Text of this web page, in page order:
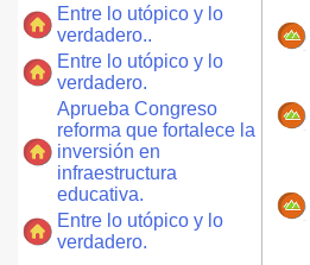
Entre lo utópico y lo
verdadero..
Entre lo utópico y lo
verdadero.
Aprueba Congreso
reforma que fortalece la
inversión en
infraestructura
educativa.
Entre lo utópico y lo
verdadero.